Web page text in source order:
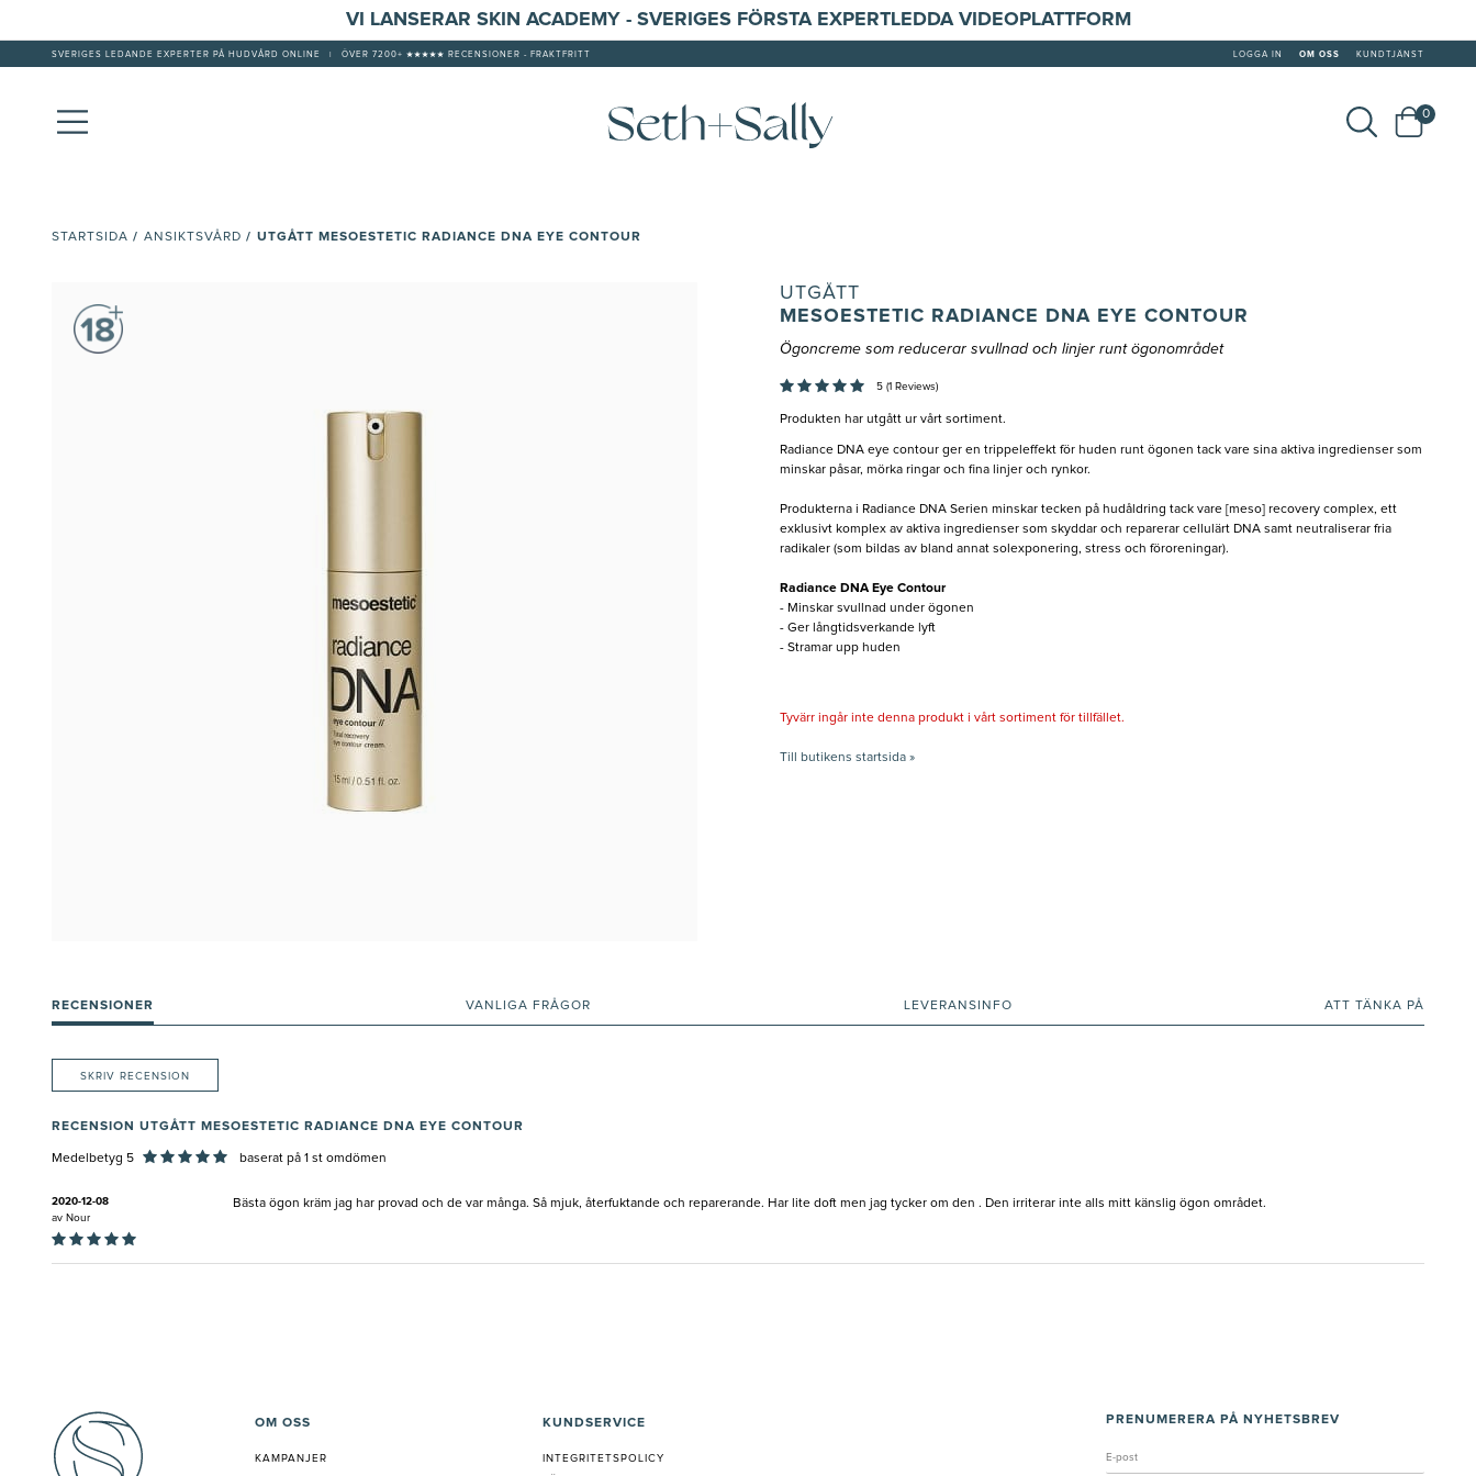
VI LANSERAR SKIN ACADEMY - SVERIGES FÖRSTA EXPERTLEDDA VIDEOPLATTFORM
SVERIGES LEDANDE EXPERTER PÅ HUDVÅRD ONLINE ÖVER 7200+ ★★★★★ RECENSIONER - FRAKTFRITT LOGGA IN OM OSS KUNDTJÄNST
0
STARTSIDA / ANSIKTSVÅRD / UTGÅTT MESOESTETIC RADIANCE DNA EYE CONTOUR
UTGÅTT
MESOESTETIC RADIANCE DNA EYE CONTOUR
Ögoncreme som reducerar svullnad och linjer runt ögonområdet
5 (1 Reviews)
Produkten har utgått ur vårt sortiment.
Radiance DNA eye contour ger en trippeleffekt för huden runt ögonen tack vare sina aktiva ingredienser som
minskar påsar, mörka ringar och fina linjer och rynkor.
Produkterna i Radiance DNA Serien minskar tecken på hudåldring tack vare [meso] recovery complex, ett
exklusivt komplex av aktiva ingredienser som skyddar och reparerar cellulärt DNA samt neutraliserar fria
radikaler (som bildas av bland annat solexponering, stress och föroreningar).
Radiance DNA Eye Contour
- Minskar svullnad under ögonen
- Ger långtidsverkande lyft
- Stramar upp huden
Tyvärr ingår inte denna produkt i vårt sortiment för tillfället.
Till butikens startsida »
RECENSIONER VANLIGA FRÅGOR LEVERANSINFO ATT TÄNKA PÅ
SKRIV RECENSION
RECENSION UTGÅTT MESOESTETIC RADIANCE DNA EYE CONTOUR
Medelbetyg 5 baserat på 1 st omdömen
2020-12-08
av Nour
Bästa ögon kräm jag har provad och de var många. Så mjuk, återfuktande och reparerande. Har lite doft men jag tycker om den . Den irriterar inte alls mitt känslig ögon området.
OM OSS
KAMPANJER
KUNDSERVICE
INTEGRITETSPOLICY
PRENUMERERA PÅ NYHETSBREV